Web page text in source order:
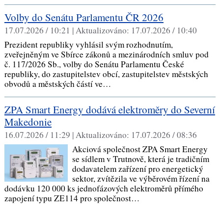
Volby do Senátu Parlamentu ČR 2026
17.07.2026 / 10:21 |Aktualizováno: 17.07.2026 / 10:40
Prezident republiky vyhlásil svým rozhodnutím,
zveřejněným ve Sbírce zákonů a mezinárodních smluv pod
č. 117/2026 Sb., volby do Senátu Parlamentu České
republiky, do zastupitelstev obcí, zastupitelstev městských
obvodů a městských částí ve…
ZPA Smart Energy dodává elektroměry do Severní
Makedonie
16.07.2026 / 11:29 |Aktualizováno: 17.07.2026 / 08:36
Akciová společnost ZPA Smart Energy
se sídlem v Trutnově, která je tradičním
dodavatelem zařízení pro energetický
sektor, zvítězila ve výběrovém řízení na
dodávku 120 000 ks jednofázových elektroměrů přímého
zapojení typu ZE114 pro společnost…